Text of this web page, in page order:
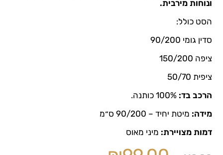
ונוחות מירבית.
הסט כולל:
סדין גומי 90/200
ציפה 150/200
ציפית 50/70
הרכב בד:100% כותנה.
מידה: מיטת יחיד – 90/200 ס״מ
דמות מצויירת: מיני מאוס